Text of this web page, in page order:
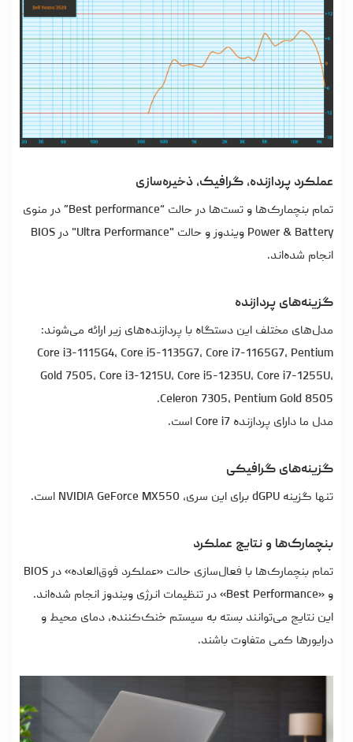
عملکرد پردازنده، گرافیک، ذخیره‌سازی
تمام بنچمارک‌ها و تست‌ها در حالت “Best performance” در منوی
Power & Battery ویندوز و حالت "Ultra Performance" در BIOS
انجام شده‌اند.
گزینه‌های پردازنده
مدل‌های مختلف این دستگاه با پردازنده‌های زیر ارائه می‌شوند:
Core i3-1115G4، Core i5-1135G7، Core i7-1165G7، Pentium
Gold 7505، Core i3-1215U، Core i5-1235U، Core i7-1255U،
Celeron 7305، Pentium Gold 8505.
مدل ما دارای پردازنده Core i7 است.
گزینه‌های گرافیکی
تنها گزینه dGPU برای این سری، NVIDIA GeForce MX550 است.
بنچمارک‌ها و نتایج عملکرد
تمام بنچمارک‌ها با فعال‌سازی حالت «عملکرد فوق‌العاده» در BIOS
و «Best Performance» در تنظیمات انرژی ویندوز انجام شده‌اند.
این نتایج می‌توانند بسته به سیستم خنک‌کننده، دمای محیط و
درایورها کمی متفاوت باشند.